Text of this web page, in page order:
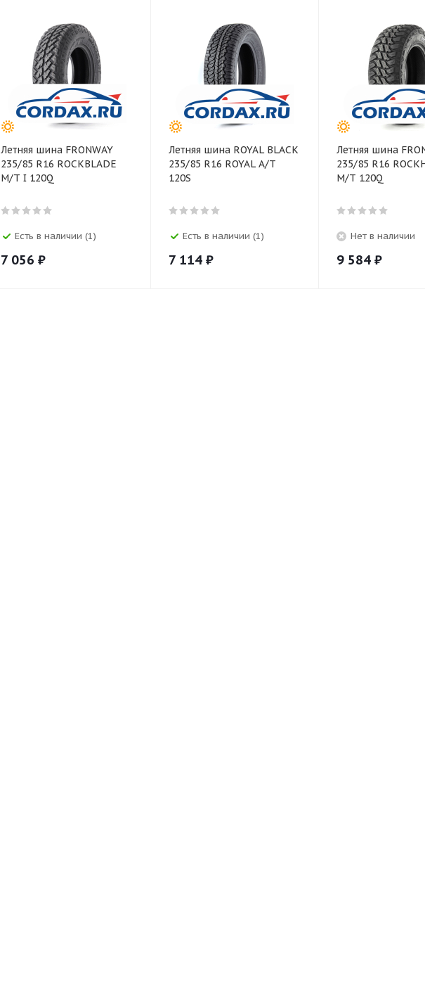
Летняя шина FRONWAY
235/85 R16 ROCKBLADE
M/T I 120Q
Есть в наличии (1)
7 056 ₽
Летняя шина ROYAL BLACK
235/85 R16 ROYAL A/T
120S
Есть в наличии (1)
7 114 ₽
Летняя шина
235/85 R16
M/T 120Q
Нет в наличии
9 584 ₽